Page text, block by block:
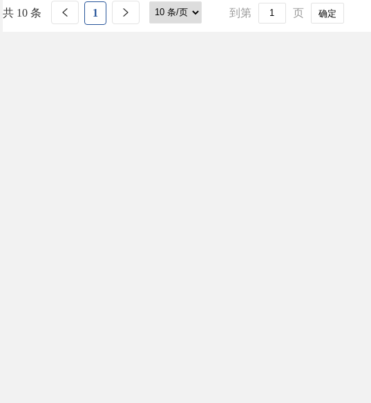
共 10 条 1 到第 页 确定